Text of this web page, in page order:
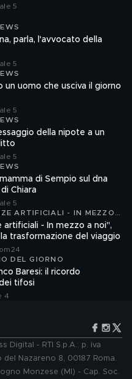
5
parla, l'avvocato della
5
un uomo che usciva il giorno
5
della nipote a un
5
di Sempio sul dna
Chiara
5
ARTIFICIALI - IN MEZZO
artificiali - In mezzo a noi",
puntata 37: la trasformazione del viaggio
DEL GIORNO
Baresi: il ricordo
tifosi
4
Digital - RTI S.p.A.: p. iva
Nazareno 8, 00187 Roma.
Monzese (MI) - Cap. Soc.